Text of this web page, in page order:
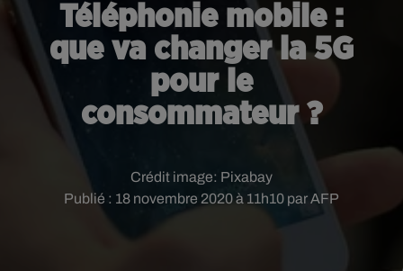
Téléphonie mobile :
que va changer la 5G
pour le
consommateur ?
Publié : 18 novembre 2020 à 11h10 par AFP
Crédit image: Pixabay